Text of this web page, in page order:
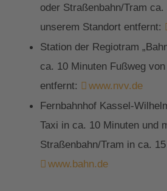
oder Straßenbahn/Tram
unserem Standort entfernt:
Station der Regiotram
ca. 10 Minuten Fußweg
entfernt:
www.nvv.de
Fernbahnhof Kassel-
Taxi in ca. 10 Minuten und
Straßenbahn/Tram in ca.
www.bahn.de